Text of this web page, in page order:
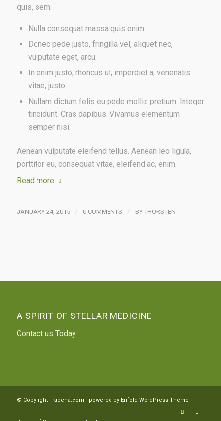
quis, sem.
Nulla consequat massa quis enim.
Donec pede justo, fringilla vel, aliquet nec,
vulputate eget, arcu.
In enim justo, rhoncus ut, imperdiet a, venenatis
vitae, justo.
Nullam dictum felis eu pede mollis pretium. Integer
tincidunt. Cras dapibus. Vivamus elementum
semper nisi.
Aenean vulputate eleifend tellus. Aenean leo ligula,
porttitor eu, consequat vitae, eleifend ac, enim.
Read more
JANUARY 24, 2015 / 0 COMMENTS / BY THORSTEN
A SPIRIT OF STELLAR MEDICINE
Contact us Today
© Copyright - rapeha.com - powered by Enfold WordPress Theme